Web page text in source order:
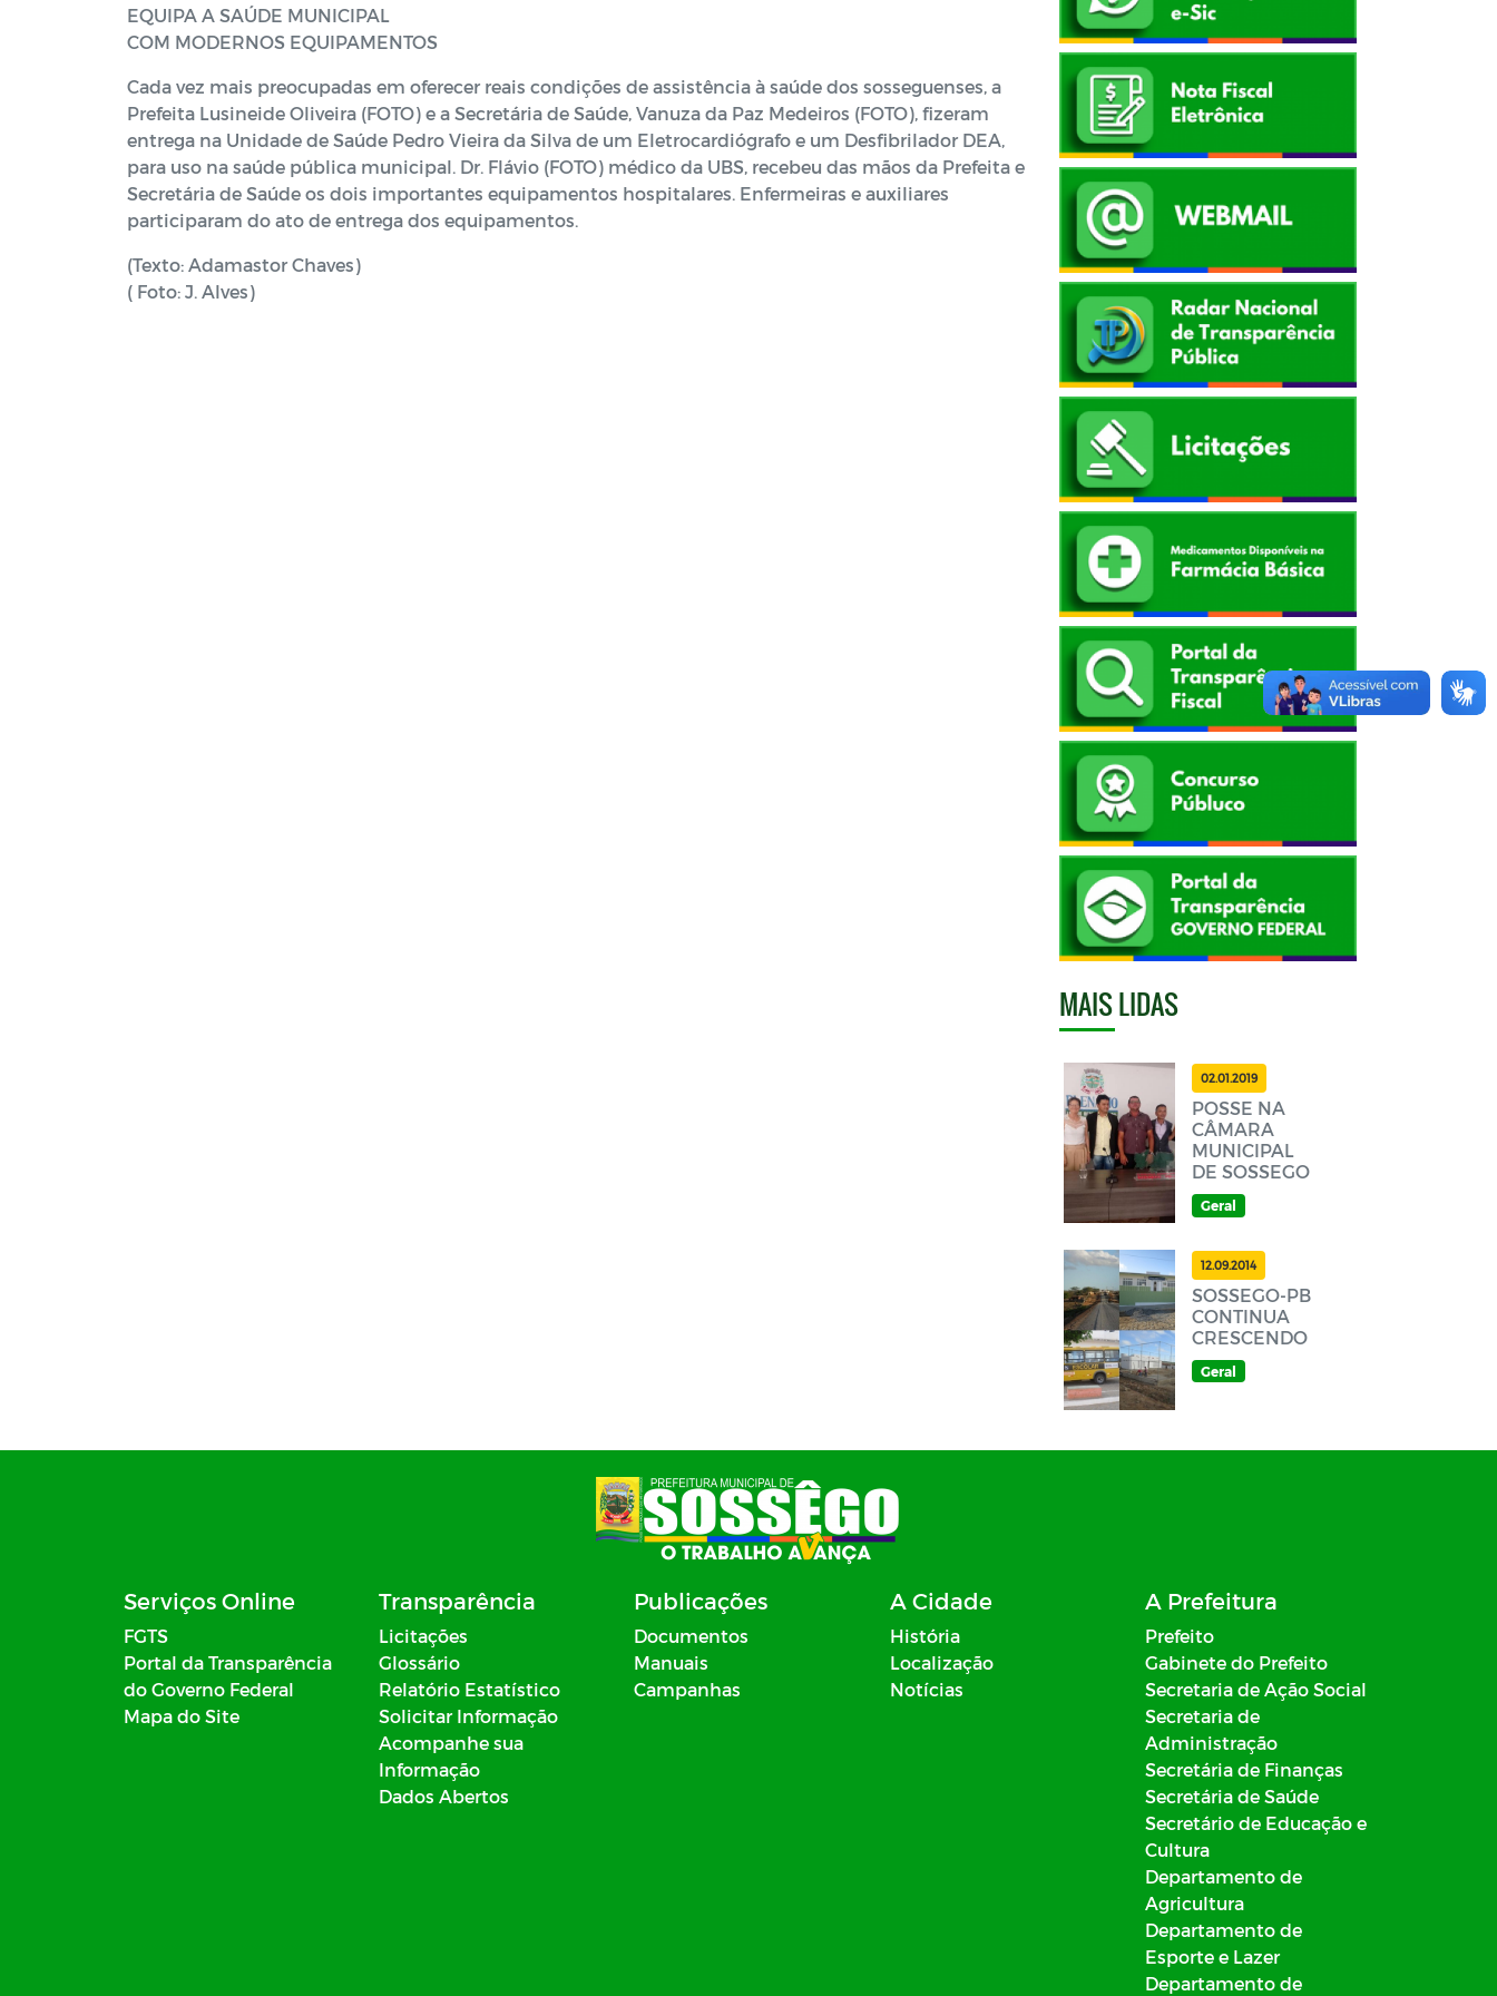
EQUIPA A SAÚDE MUNICIPAL
COM MODERNOS EQUIPAMENTOS
Cada vez mais preocupadas em oferecer reais condições de assistência à saúde dos sosseguenses, a
Prefeita Lusineide Oliveira (FOTO) e a Secretária de Saúde, Vanuza da Paz Medeiros (FOTO), fizeram
entrega na Unidade de Saúde Pedro Vieira da Silva de um Eletrocardiógrafo e um Desfibrilador DEA,
para uso na saúde pública municipal. Dr. Flávio (FOTO) médico da UBS, recebeu das mãos da Prefeita e
Secretária de Saúde os dois importantes equipamentos hospitalares. Enfermeiras e auxiliares
participaram do ato de entrega dos equipamentos.
(Texto: Adamastor Chaves)
( Foto: J. Alves)
MAIS LIDAS
02.01.2019
POSSE NA
CÂMARA
MUNICIPAL
DE SOSSEGO
Geral
12.09.2014
SOSSEGO-PB
CONTINUA
CRESCENDO
Geral
Serviços Online
FGTS
Portal da Transparência
do Governo Federal
Mapa do Site
Transparência
Licitações
Glossário
Relatório Estatístico
Solicitar Informação
Acompanhe sua
Informação
Dados Abertos
Publicações
Documentos
Manuais
Campanhas
A Cidade
História
Localização
Notícias
A Prefeitura
Prefeito
Gabinete do Prefeito
Secretaria de Ação Social
Secretaria de
Administração
Secretária de Finanças
Secretária de Saúde
Secretário de Educação e
Cultura
Departamento de
Agricultura
Departamento de
Esporte e Lazer
Departamento de